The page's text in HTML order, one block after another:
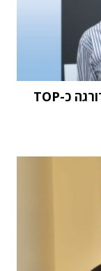
מחקר STKI השנתי: וואן טכנולוגיות דורגה כ-TOP